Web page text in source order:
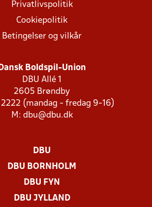
Privatlivspolitik
Cookiepolitik
Betingelser og vilkår
Dansk Boldspil-Union
DBU Allé 1
2605 Brøndby
2222 (mandag - fredag 9-16)
M: dbu@dbu.dk
DBU
DBU BORNHOLM
DBU FYN
DBU JYLLAND